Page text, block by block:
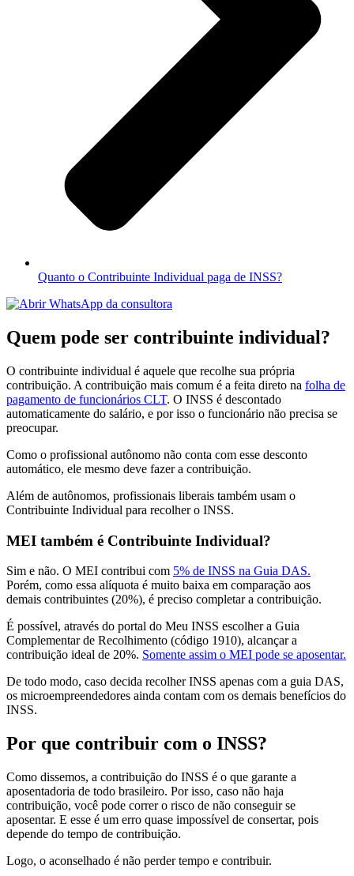
Quanto o Contribuinte Individual paga de INSS?
Quem pode ser contribuinte individual?
O contribuinte individual é aquele que recolhe sua própria
contribuição. A contribuição mais comum é a feita direto na folha de
pagamento de funcionários CLT. O INSS é descontado
automaticamente do salário, e por isso o funcionário não precisa se
preocupar.
Como o profissional autônomo não conta com esse desconto
automático, ele mesmo deve fazer a contribuição.
Além de autônomos, profissionais liberais também usam o
Contribuinte Individual para recolher o INSS.
MEI também é Contribuinte Individual?
Sim e não. O MEI contribui com 5% de INSS na Guia DAS.
Porém, como essa alíquota é muito baixa em comparação aos
demais contribuintes (20%), é preciso completar a contribuição.
É possível, através do portal do Meu INSS escolher a Guia
Complementar de Recolhimento (código 1910), alcançar a
contribuição ideal de 20%. Somente assim o MEI pode se aposentar.
De todo modo, caso decida recolher INSS apenas com a guia DAS,
os microempreendedores ainda contam com os demais benefícios do
INSS.
Por que contribuir com o INSS?
Como dissemos, a contribuição do INSS é o que garante a
aposentadoria de todo brasileiro. Por isso, caso não haja
contribuição, você pode correr o risco de não conseguir se
aposentar. E esse é um erro quase impossível de consertar, pois
depende do tempo de contribuição.
Logo, o aconselhado é não perder tempo e contribuir.